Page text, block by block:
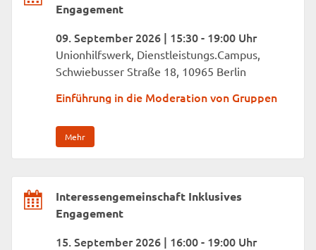
Engagement
09. September 2026 | 15:30 - 19:00 Uhr
Unionhilfswerk, Dienstleistungs.Campus,
Schwiebusser Straße 18, 10965 Berlin
Einführung in die Moderation von Gruppen
Mehr
Interessengemeinschaft Inklusives
Engagement
15. September 2026 | 16:00 - 19:00 Uhr